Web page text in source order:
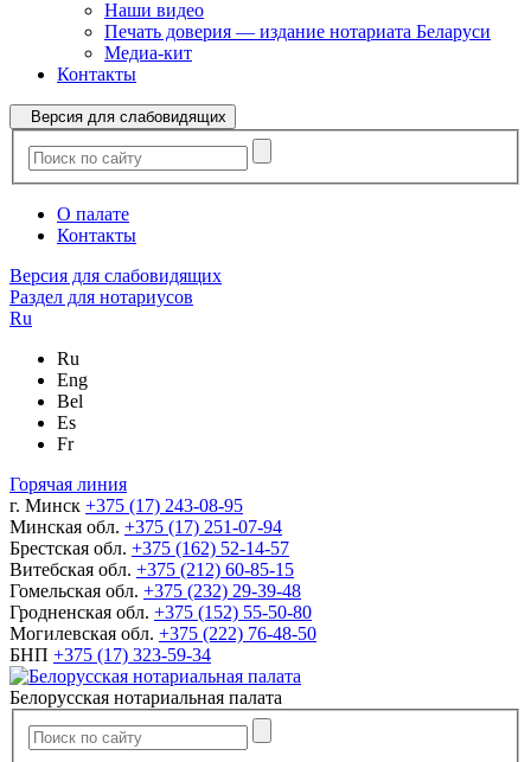
Наши видео
Печать доверия — издание нотариата Беларуси
Медиа-кит
Контакты
Версия для слабовидящих
О палате
Контакты
Версия для слабовидящих
Раздел для нотариусов
Ru
Ru
Eng
Bel
Es
Fr
Горячая линия
г. Минск +375 (17) 243-08-95
Минская обл. +375 (17) 251-07-94
Брестская обл. +375 (162) 52-14-57
Витебская обл. +375 (212) 60-85-15
Гомельская обл. +375 (232) 29-39-48
Гродненская обл. +375 (152) 55-50-80
Могилевская обл. +375 (222) 76-48-50
БНП +375 (17) 323-59-34
Белорусская нотариальная палата